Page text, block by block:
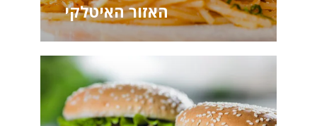
האזור האיטלקי